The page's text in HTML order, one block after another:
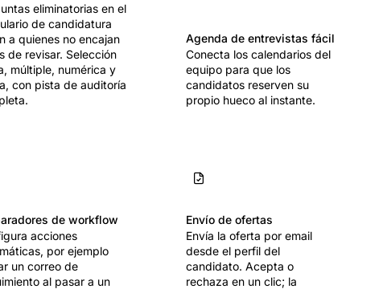
eliminatorias en el
de candidatura
a quienes no encajan
de revisar. Selección
múltiple, numérica y
con pista de auditoría
Agenda de entrevistas fácil
Conecta los calendarios del
equipo para que los
candidatos reserven su
propio hueco al instante.
de workflow
acciones
por ejemplo
un correo de
al pasar a un
Envío de ofertas
Envía la oferta por email
desde el perfil del
candidato. Acepta o
rechaza en un clic; la